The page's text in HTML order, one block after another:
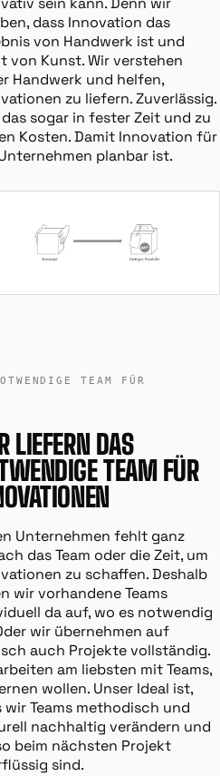
dass Innovation das
von Handwerk ist und
von Kunst. Wir verstehen
Handwerk und helfen,
zu liefern. Zuverlässig.
sogar in fester Zeit und zu
Kosten. Damit Innovation für
planbar ist.
TEAM FÜR
LIEFERN DAS
TEAM FÜR
Unternehmen fehlt ganz
das Team oder die Zeit, um
zu schaffen. Deshalb
wir vorhandene Teams
da auf, wo es notwendig
wir übernehmen auf
auch Projekte vollständig.
am liebsten mit Teams,
wollen. Unser Ideal ist,
wir Teams methodisch und
nachhaltig verändern und
beim nächsten Projekt
sind.